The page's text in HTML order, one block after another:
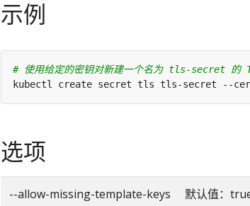
示例
# 使用给定的密钥对新建一个名为 tls-secret 的
kubectl create secret tls tls-secret --
选项
--allow-missing-template-keys 默认值：